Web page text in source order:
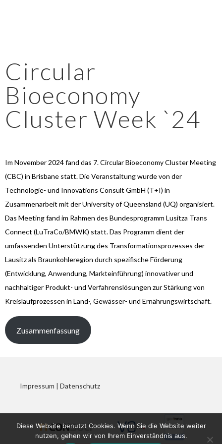
Circular
Bioeconomy
Cluster Week `24
Im November 2024 fand das 7. Circular Bioeconomy Cluster Meeting
(CBC) in Brisbane statt. Die Veranstaltung wurde von der
Technologie- und Innovations Consult GmbH (T+I) in
Zusammenarbeit mit der University of Queensland (UQ) organisiert.
Das Meeting fand im Rahmen des Bundesprogramm Lusitza Trans
Connect (LuTraCo/BMWK) statt. Das Programm dient der
umfassenden Unterstützung des Transformationsprozesses der
Lausitz als Braunkohleregion durch spezifische Förderung
(Entwicklung, Anwendung, Markteinführung) innovativer und
nachhaltiger Produkt- und Verfahrenslösungen zur Stärkung von
Kreislaufprozessen in Land-, Gewässer- und Ernährungswirtschaft.
Zusammenfassung
Impressum | Datenschutz
Diese Website benutzt Cookies. Wenn Sie die Website weiter
nutzen, gehen wir von Ihrem Einverständnis aus.